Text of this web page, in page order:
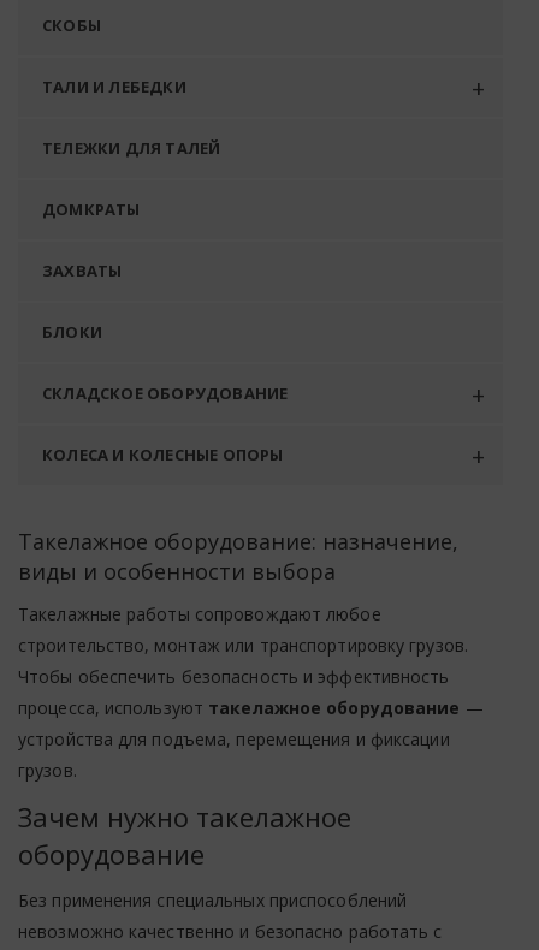
СКОБЫ
ТАЛИ И ЛЕБЕДКИ
ТЕЛЕЖКИ ДЛЯ ТАЛЕЙ
ДОМКРАТЫ
ЗАХВАТЫ
БЛОКИ
СКЛАДСКОЕ ОБОРУДОВАНИЕ
КОЛЕСА И КОЛЕСНЫЕ ОПОРЫ
Такелажное оборудование: назначение,
виды и особенности выбора
Такелажные работы сопровождают любое
строительство, монтаж или транспортировку грузов.
Чтобы обеспечить безопасность и эффективность
процесса, используют такелажное оборудование —
устройства для подъема, перемещения и фиксации
грузов.
Зачем нужно такелажное
оборудование
Без применения специальных приспособлений
невозможно качественно и безопасно работать с